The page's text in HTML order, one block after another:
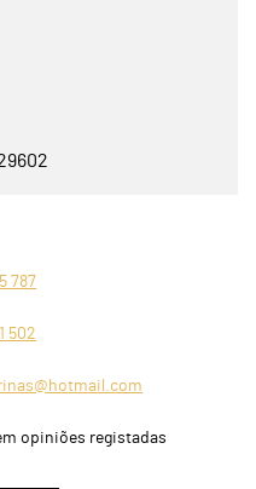
787
502
opiniões registadas